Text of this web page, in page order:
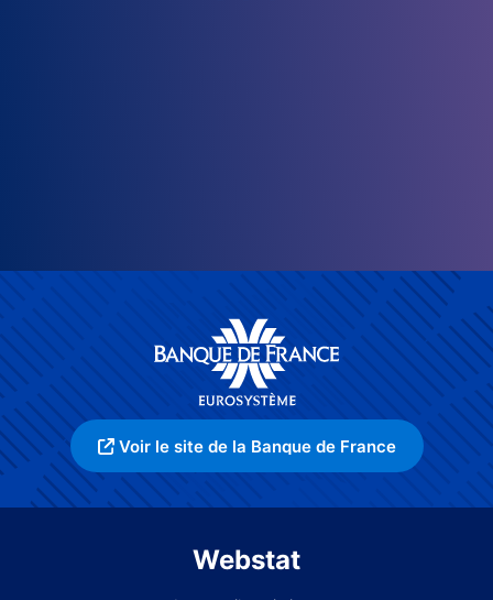
Voir le site de la Banque de France
Webstat